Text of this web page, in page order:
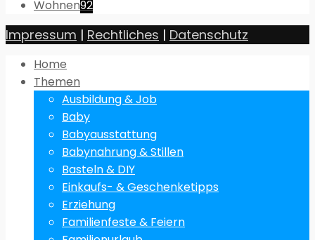
Wohnen92
Impressum | Rechtliches | Datenschutz
Home
Themen
Ausbildung & Job
Baby
Babyausstattung
Babynahrung & Stillen
Basteln & DIY
Einkaufs- & Geschenketipps
Erziehung
Familienfeste & Feiern